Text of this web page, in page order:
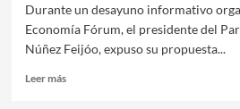
Durante un desayuno informativo
Economía Fórum, el presidente del
Núñez Feijóo, expuso su propuesta...
Leer más